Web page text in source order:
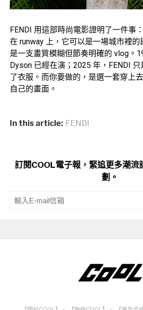
FENDI 用這部時尚電影證明了一件事
在 runway 上，它可以是一場城市裡
是一支畫質模糊但節奏明確的 vlog。
Dyson 已經在演；2025 年，FENDI
了衣服。而你要做的，是選一套穿上
自己的畫面。
In this article: FENDI
訂閱COOL電子報，緊追更多潮流
劃。